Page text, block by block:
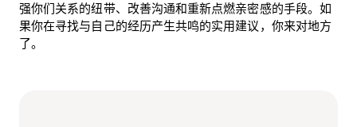
强你们关系的纽带、改善沟通和重新点燃亲密感的手段。如
果你在寻找与自己的经历产生共鸣的实用建议，你来对地方
了。